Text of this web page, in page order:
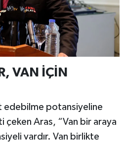
VAN İÇİN
edebilme potansiyeline
çeken Aras, “Van bir araya
vardır. Van birlikte